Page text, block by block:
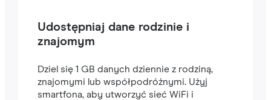
Udostępniaj dane rodzinie i
znajomym
Dziel się 1 GB danych dziennie z rodziną,
znajomymi lub współpodróżnymi. Użyj
smartfona, aby utworzyć sieć WiFi i